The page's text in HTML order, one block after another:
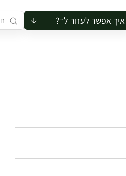
איך אפשר לעזור לך?
סיור לקבוצה